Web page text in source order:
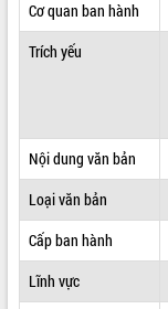
HỆ THỐNG VĂN BẢN
VĂN BẢN HĐND TỈNH
QUY HOẠCH - KẾ HOẠCH
Cơ quan ban hành
Trích yếu
Nội dung văn bản
Loại văn bản
Cấp ban hành
Lĩnh vực